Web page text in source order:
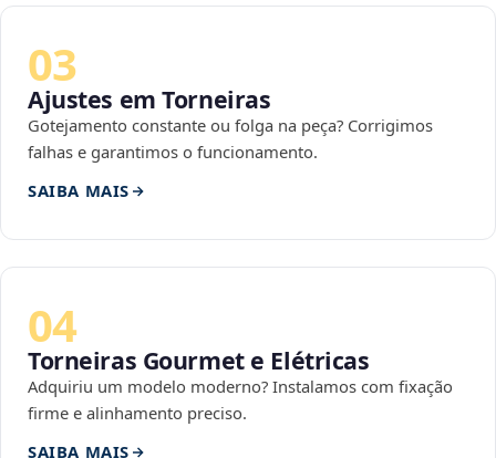
03
Ajustes em Torneiras
Gotejamento constante ou folga na peça? Corrigimos
falhas e garantimos o funcionamento.
SAIBA MAIS
04
Torneiras Gourmet e Elétricas
Adquiriu um modelo moderno? Instalamos com fixação
firme e alinhamento preciso.
SAIBA MAIS